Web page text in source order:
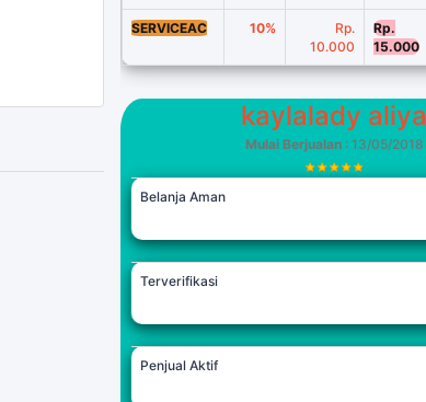
SERVICEAC 10%
Rp.
10.000
Rp.
15.000
kaylalady aliya
Mulai Berjualan: 13/05/2018
Belanja Aman
Terverifikasi
Penjual Aktif